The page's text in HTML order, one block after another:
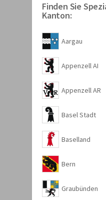
Finden Sie
Kanton:
Aargau
Appenzell AI
Appenzell AR
Basel Stadt
Baselland
Bern
Graubünden